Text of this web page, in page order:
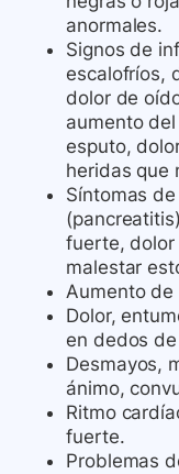
anormales.
Signos de
escalofríos,
dolor de
aumento
esputo,
heridas que
Síntomas
fuerte,
malestar
Aumento de
Dolor,
en dedos
Desmayos,
ánimo,
Ritmo
fuerte.
Problemas